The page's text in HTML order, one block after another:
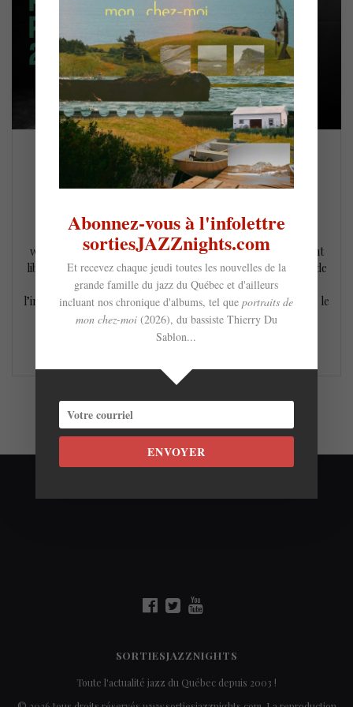
Suoni Per Il Popolo 2021 – free-jazz et
improv en webdiffusion (3-22 juin)
Le Suoni Per Il Popolo 2021 aura lieu du 3 au 22 juin en
webdiffusion et présentera une foule d’artistes qui voudront
libérer vos oreilles. Vous y entendrez tout les genres allant de
l’expérimental au R&B en passant par le free-jazz et
l’improvisation libre. Voici notre sélection de 7 concerts dans le
« genre » free-jazz /…
LIRE LA SUITE
SORTIESJAZZNIGHTS
Toute l'actualité jazz du Québec depuis 2003 !
Abonnez-vous à l'infolettre
sortiesJAZZnights.com
Et recevez chaque jeudi toutes les nouvelles de la
grande famille du jazz du Québec et d'ailleurs
incluant nos chronique d'albums, tel queportraits de
mon chez-moi (2026), du bassiste Thierry Du
Sablon...
ENVOYER